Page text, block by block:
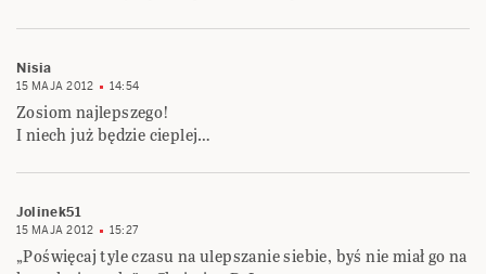
Nisia
15 MAJA 2012 14:54
Zosiom najlepszego!
I niech już będzie cieplej…
Jolinek51
15 MAJA 2012 15:27
„Poświęcaj tyle czasu na ulepszanie siebie, byś nie miał go na